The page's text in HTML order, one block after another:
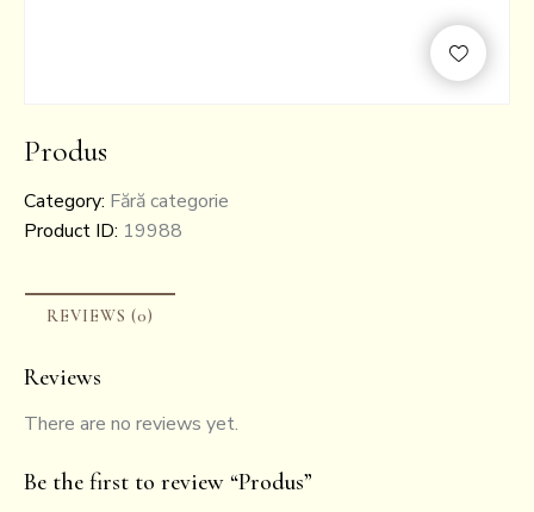
Produs
Category: Fără categorie
Product ID: 19988
REVIEWS (0)
Reviews
There are no reviews yet.
Be the first to review “Produs”